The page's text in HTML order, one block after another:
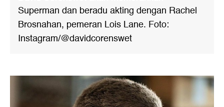
Superman dan beradu akting dengan Rachel
Brosnahan, pemeran Lois Lane. Foto:
Instagram/@davidcorenswet